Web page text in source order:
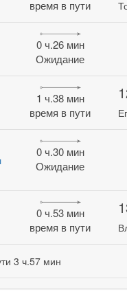
время в пути
0 ч.26 мин
Ожидание
1 ч.38 мин
время в пути
0 ч.30 мин
Ожидание
0 ч.53 мин
время в пути
3 ч.57 мин